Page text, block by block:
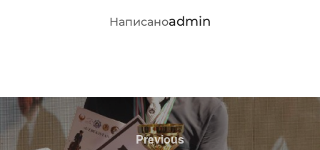
АВТОР ЗАПИСИ
Написаноadmin
Навигация
по
Previous
Previous